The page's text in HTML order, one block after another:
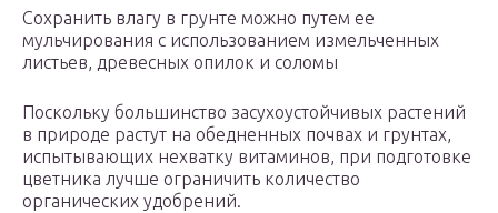
Сохранить влагу в грунте можно путем ее
мульчирования с использованием измельченных
листьев, древесных опилок и соломы
Поскольку большинство засухоустойчивых растений
в природе растут на обедненных почвах и грунтах,
испытывающих нехватку витаминов, при подготовке
цветника лучше ограничить количество
органических удобрений.